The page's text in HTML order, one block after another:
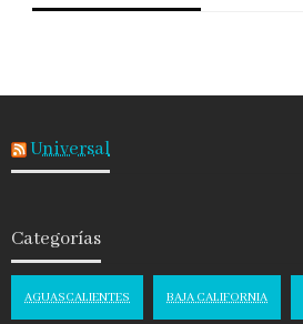
Universal
Categorías
AGUASCALIENTES BAJA CALIFORNIA